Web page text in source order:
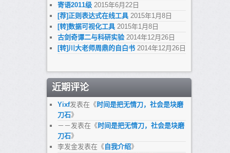
寄语2011级 2015年6月22日
[荐]正则表达式在线工具 2015年1月8日
[转]数据可视化工具 2015年1月8日
古剑奇谭二与科研实验 2014年12月26日
[转]川大老师周鼎的自白书 2014年12月26日
近期评论
Yixf发表在《 时间是把无情刀，社会是块磨
刀石》
－－发表在《 时间是把无情刀，社会是块磨
刀石》
李发金发表在《 自我介绍》